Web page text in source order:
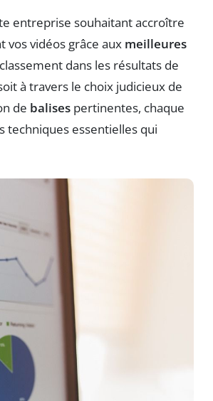
entreprise souhaitant accroître
vos vidéos grâce aux meilleures
dans les résultats de
à travers le choix judicieux de
de balises pertinentes, chaque
techniques essentielles qui